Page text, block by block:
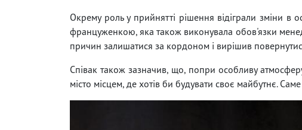
Окрему роль у прийнятті рішення відіграли зміни
француженкою, яка також виконувала обов'язки
причин залишатися за кордоном і вирішив
Співак також зазначив, що, попри особливу
місто місцем, де хотів би будувати своє майбутнє.